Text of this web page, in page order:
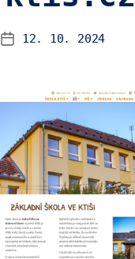
Datum12. 10. 2024